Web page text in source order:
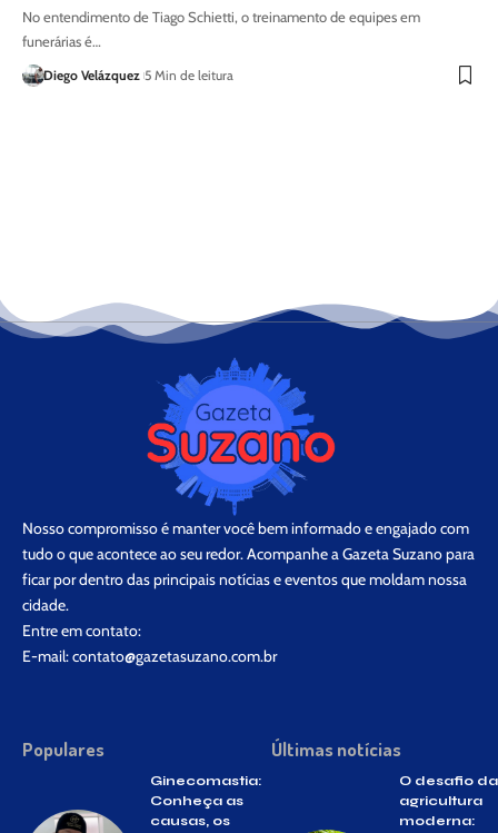
No entendimento de Tiago Schietti, o treinamento de equipes em
funerárias é…
Diego Velázquez 5 Min de leitura
Nosso compromisso é manter você bem informado e engajado com
tudo o que acontece ao seu redor. Acompanhe a Gazeta Suzano para
ficar por dentro das principais notícias e eventos que moldam nossa
cidade.
Entre em contato:
E-mail:contato@gazetasuzano.com.br
Populares
Ginecomastia:
Conheça as
causas, os
Últimas notícias
O desafio da
agricultura
moderna: